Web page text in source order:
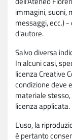
immagini, suoni,
messaggi, ecc.)
d'autore.
Salvo diversa
In alcuni casi,
licenza Creative
condizione deve
materiale
licenza applicata.
L'uso, la
è pertanto